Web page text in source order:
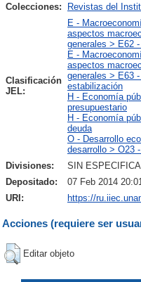
Colecciones:
Revistas del
Clasificación
JEL:
E -
aspectos
generales > E62
E -
aspectos
generales > E63
estabilización
H - Economía
presupuestario
H - Economía
deuda
O - Desarrollo
desarrollo > O23
Divisiones:
SIN
Depositado:
07 Feb 2014 20:01
URI:
https://
Acciones (requiere ser
Editar objeto